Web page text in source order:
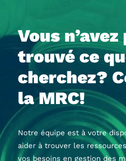
Vous n’avez
trouvé ce
cherchez?
la MRC!
Notre équipe est à votre
aider à trouver les
vos besoins en gestion des